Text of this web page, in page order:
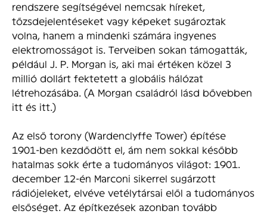
rendszere segítségével nemcsak híreket,
tőzsdejelentéseket vagy képeket sugároztak
volna, hanem a mindenki számára ingyenes
elektromosságot is. Terveiben sokan támogatták,
például J. P. Morgan is, aki mai értéken közel 3
millió dollárt fektetett a globális hálózat
létrehozásába. (A Morgan családról lásd bővebben
itt és itt.)
Az első torony (Wardenclyffe Tower) építése
1901-ben kezdődött el, ám nem sokkal később
hatalmas sokk érte a tudományos világot: 1901.
december 12-én Marconi sikerrel sugárzott
rádiójeleket, elvéve vetélytársai elől a tudományos
elsőséget. Az építkezések azonban tovább